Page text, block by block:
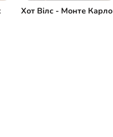
Хот Вілс - Монте Карло